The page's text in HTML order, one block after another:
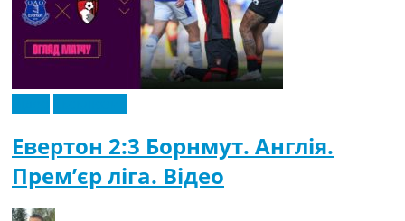
Евертон 2:3 Борнмут. Англія.
Прем’єр ліга. Відео